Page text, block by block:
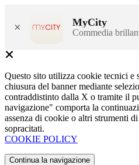
× MyCity
Commedia
Questo sito utilizza cookie tecnici e
chiusura del banner mediante
contraddistinto dalla X o tramite il
navigazione" comporta la
assenza di cookie o altri strumenti
sopracitati.
COOKIE POLICY
Continua la navigazione